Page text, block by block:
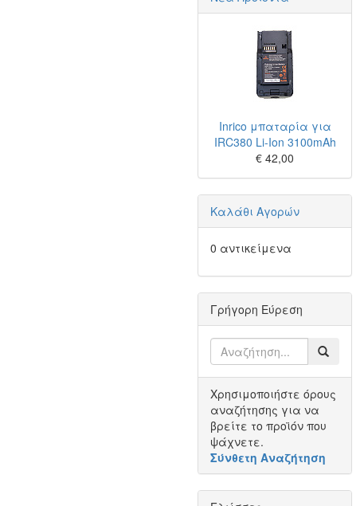
Inrico μπαταρία για
IRC380 Li-Ion 3100mAh
€ 42,00
Καλάθι Αγορών
0 αντικείμενα
Γρήγορη Εύρεση
Χρησιμοποιήστε όρους
αναζήτησης για να
βρείτε το προϊόν που
ψάχνετε.
Σύνθετη Αναζήτηση